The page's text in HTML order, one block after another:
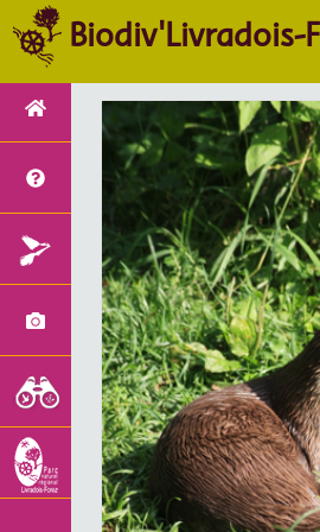
Biodiv'Livradois-